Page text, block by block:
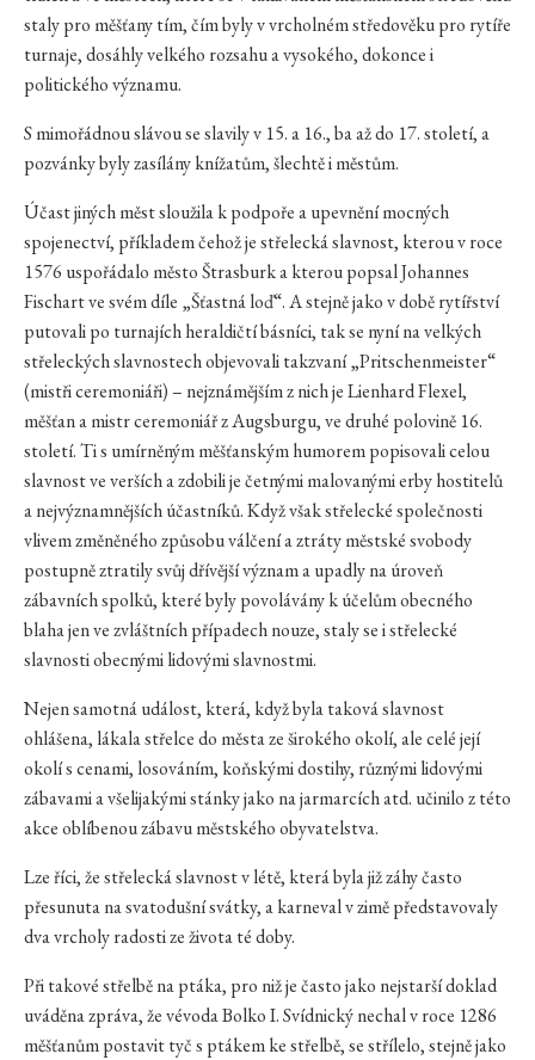
staly pro měšťany tím, čím byly v vrcholném středověku pro rytíře
turnaje, dosáhly velkého rozsahu a vysokého, dokonce i
politického významu.
S mimořádnou slávou se slavily v 15. a 16., ba až do 17. století, a
pozvánky byly zasílány knížatům, šlechtě i městům.
Účast jiných měst sloužila k podpoře a upevnění mocných
spojenectví, příkladem čehož je střelecká slavnost, kterou v roce
1576 uspořádalo město Štrasburk a kterou popsal Johannes
Fischart ve svém díle „Šťastná loď“. A stejně jako v době rytířství
putovali po turnajích heraldičtí básníci, tak se nyní na velkých
střeleckých slavnostech objevovali takzvaní „Pritschenmeister“
(mistři ceremoniáři) – nejznámějším z nich je Lienhard Flexel,
měšťan a mistr ceremoniář z Augsburgu, ve druhé polovině 16.
století. Ti s umírněným měšťanským humorem popisovali celou
slavnost ve verších a zdobili je četnými malovanými erby hostitelů
a nejvýznamnějších účastníků. Když však střelecké společnosti
vlivem změněného způsobu válčení a ztráty městské svobody
postupně ztratily svůj dřívější význam a upadly na úroveň
zábavních spolků, které byly povolávány k účelům obecného
blaha jen ve zvláštních případech nouze, staly se i střelecké
slavnosti obecnými lidovými slavnostmi.
Nejen samotná událost, která, když byla taková slavnost
ohlášena, lákala střelce do města ze širokého okolí, ale celé její
okolí s cenami, losováním, koňskými dostihy, různými lidovými
zábavami a všelijakými stánky jako na jarmarcích atd. učinilo z této
akce oblíbenou zábavu městského obyvatelstva.
Lze říci, že střelecká slavnost v létě, která byla již záhy často
přesunuta na svatodušní svátky, a karneval v zimě představovaly
dva vrcholy radosti ze života té doby.
Při takové střelbě na ptáka, pro niž je často jako nejstarší doklad
uváděna zpráva, že vévoda Bolko I. Svídnický nechal v roce 1286
měšťanům postavit tyč s ptákem ke střelbě, se střílelo, stejně jako